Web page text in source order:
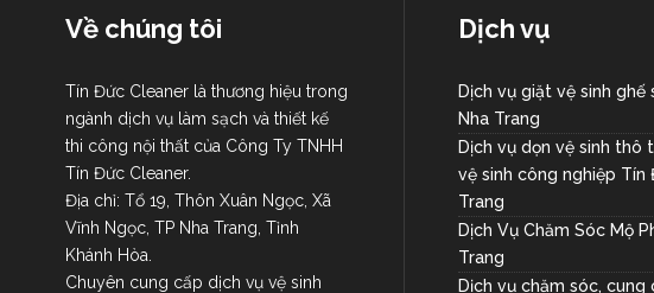
Về chúng tôi
Tín Đức Cleaner là thương hiệu trong
ngành dịch vụ làm sạch và thiết kế
thi công nội thất của Công Ty TNHH
Tín Đức Cleaner.
Địa chỉ: Tổ 19, Thôn Xuân Ngọc, Xã
Vĩnh Ngọc, TP Nha Trang, Tỉnh
Khánh Hòa.
Chuyên cung cấp dịch vụ vệ sinh
Dịch vụ
Dịch vụ giặt vệ sinh ghế
Nha Trang
Dịch vụ dọn vệ sinh thô
vệ sinh công nghiệp Tín
Trang
Dịch Vụ Chăm Sóc Mộ
Trang
Dịch vụ chăm sóc, cung